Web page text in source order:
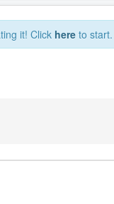
it! Click here to start.